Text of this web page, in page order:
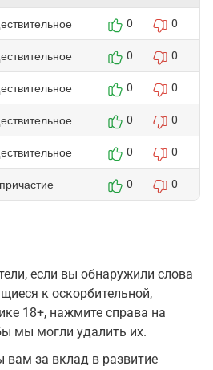
0 0
0 0
0 0
0 0
0 0
0 0
если вы обнаружили слова
к оскорбительной,
18+, нажмите справа на
мы могли удалить их.
за вклад в развитие